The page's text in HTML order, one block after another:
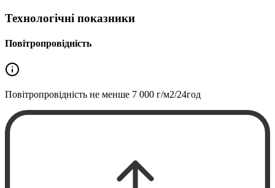
Технологічні показники
Повітропровідність
Повітропровідність не менше 7 000 г/м2/24год